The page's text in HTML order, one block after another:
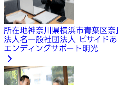
所在地神奈川県横浜市青葉区
法人名一般社団法人 ビサイド
エンディングサポート明光